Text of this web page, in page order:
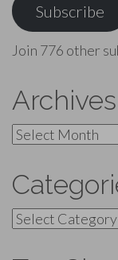
Subscribe
Join 776 other
Archives
Archives
Categories